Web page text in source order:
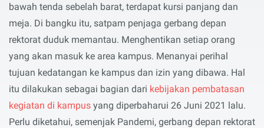
bawah tenda sebelah barat, terdapat kursi panjang dan
meja. Di bangku itu, satpam penjaga gerbang depan
rektorat duduk memantau. Menghentikan setiap orang
yang akan masuk ke area kampus. Menanyai perihal
tujuan kedatangan ke kampus dan izin yang dibawa. Hal
itu dilakukan sebagai bagian dari kebijakan pembatasan
kegiatan di kampus yang diperbaharui 26 Juni 2021 lalu.
Perlu diketahui, semenjak Pandemi, gerbang depan rektorat